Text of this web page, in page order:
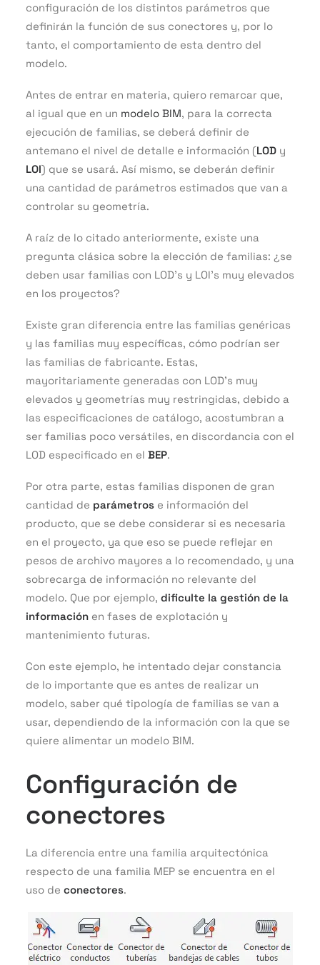
configuración de los distintos parámetros que
definirán la función de sus conectores y, por lo
tanto, el comportamiento de esta dentro del
modelo.
Antes de entrar en materia, quiero remarcar que,
al igual que en un modelo BIM, para la correcta
ejecución de familias, se deberá definir de
antemano el nivel de detalle e información (LOD y
LOI) que se usará. Así mismo, se deberán definir
una cantidad de parámetros estimados que van a
controlar su geometría.
A raíz de lo citado anteriormente, existe una
pregunta clásica sobre la elección de familias: ¿se
deben usar familias con LOD’s y LOI’s muy elevados
en los proyectos?
Existe gran diferencia entre las familias genéricas
y las familias muy específicas, cómo podrían ser
las familias de fabricante. Estas,
mayoritariamente generadas con LOD’s muy
elevados y geometrías muy restringidas, debido a
las especificaciones de catálogo, acostumbran a
ser familias poco versátiles, en discordancia con el
LOD especificado en el BEP.
Por otra parte, estas familias disponen de gran
cantidad de parámetros e información del
producto, que se debe considerar si es necesaria
en el proyecto, ya que eso se puede reflejar en
pesos de archivo mayores a lo recomendado, y una
sobrecarga de información no relevante del
modelo. Que por ejemplo, dificulte la gestión de la
información en fases de explotación y
mantenimiento futuras.
Con este ejemplo, he intentado dejar constancia
de lo importante que es antes de realizar un
modelo, saber qué tipología de familias se van a
usar, dependiendo de la información con la que se
quiere alimentar un modelo BIM.
Configuración de
conectores
La diferencia entre una familia arquitectónica
respecto de una familia MEP se encuentra en el
uso de conectores.